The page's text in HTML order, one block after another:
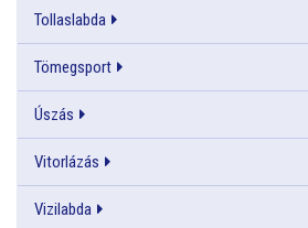
Tollaslabda
Tömegsport
Úszás
Vitorlázás
Vizilabda